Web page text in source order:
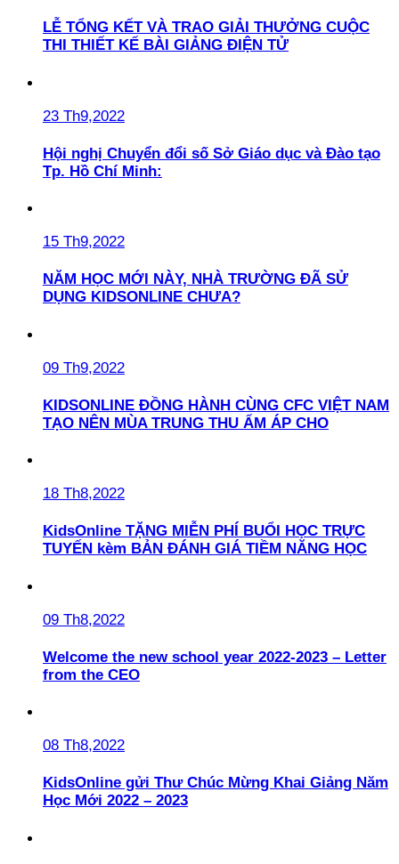
LỄ TỔNG KẾT VÀ TRAO GIẢI THƯỞNG CUỘC
THI THIẾT KẾ BÀI GIẢNG ĐIỆN TỬ
23 Th9,2022
Hội nghị Chuyển đổi số Sở Giáo dục và Đào tạo
Tp. Hồ Chí Minh:
15 Th9,2022
NĂM HỌC MỚI NÀY, NHÀ TRƯỜNG ĐÃ SỬ
DỤNG KIDSONLINE CHƯA?
09 Th9,2022
KIDSONLINE ĐỒNG HÀNH CÙNG CFC VIỆT NAM
TẠO NÊN MÙA TRUNG THU ẤM ÁP CHO
18 Th8,2022
KidsOnline TẶNG MIỄN PHÍ BUỔI HỌC TRỰC
TUYẾN kèm BẢN ĐÁNH GIÁ TIỀM NĂNG HỌC
09 Th8,2022
Welcome the new school year 2022-2023 – Letter
from the CEO
08 Th8,2022
KidsOnline gửi Thư Chúc Mừng Khai Giảng Năm
Học Mới 2022 – 2023